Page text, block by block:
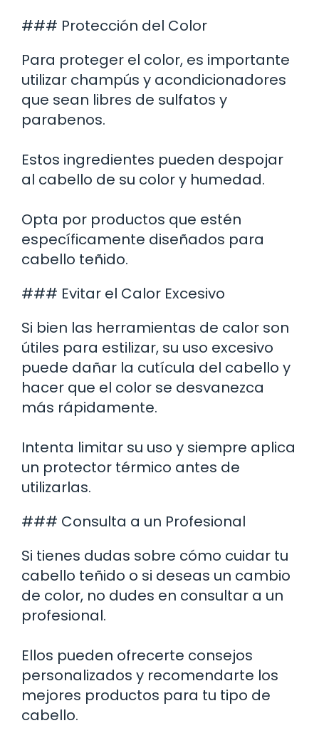
### Protección del Color
Para proteger el color, es importante
utilizar champús y acondicionadores
que sean libres de sulfatos y
parabenos.
Estos ingredientes pueden despojar
al cabello de su color y humedad.
Opta por productos que estén
específicamente diseñados para
cabello teñido.
### Evitar el Calor Excesivo
Si bien las herramientas de calor son
útiles para estilizar, su uso excesivo
puede dañar la cutícula del cabello y
hacer que el color se desvanezca
más rápidamente.
Intenta limitar su uso y siempre aplica
un protector térmico antes de
utilizarlas.
### Consulta a un Profesional
Si tienes dudas sobre cómo cuidar tu
cabello teñido o si deseas un cambio
de color, no dudes en consultar a un
profesional.
Ellos pueden ofrecerte consejos
personalizados y recomendarte los
mejores productos para tu tipo de
cabello.